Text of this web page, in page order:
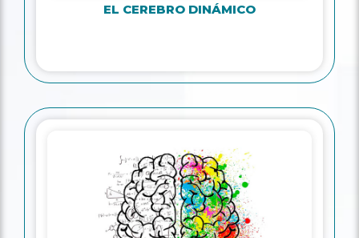
EL CEREBRO DINÁMICO